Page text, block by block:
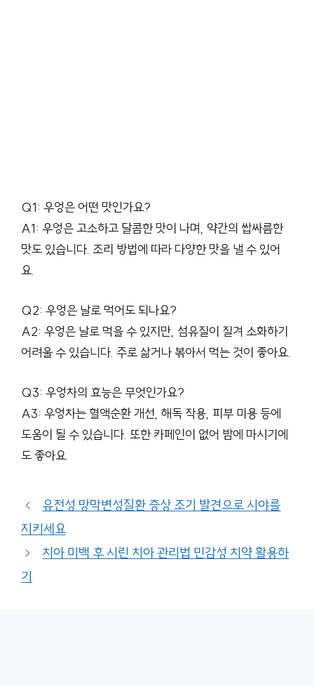
Q1: 우엉은 어떤 맛인가요?
A1: 우엉은 고소하고 달콤한 맛이 나며, 약간의 쌉싸름한
맛도 있습니다. 조리 방법에 따라 다양한 맛을 낼 수 있어
요.
Q2: 우엉은 날로 먹어도 되나요?
A2: 우엉은 날로 먹을 수 있지만, 섬유질이 질겨 소화하기
어려울 수 있습니다. 주로 삶거나 볶아서 먹는 것이 좋아요.
Q3: 우엉차의 효능은 무엇인가요?
A3: 우엉차는 혈액순환 개선, 해독 작용, 피부 미용 등에
도움이 될 수 있습니다. 또한 카페인이 없어 밤에 마시기에
도 좋아요.
유전성 망막변성질환 증상 조기 발견으로 시야를
지키세요
치아 미백 후 시린 치아 관리법 민감성 치약 활용하
기